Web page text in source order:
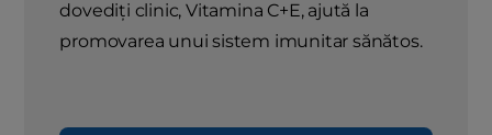
dovediți clinic, Vitamina C+E, ajută la
promovarea unui sistem imunitar sănătos.